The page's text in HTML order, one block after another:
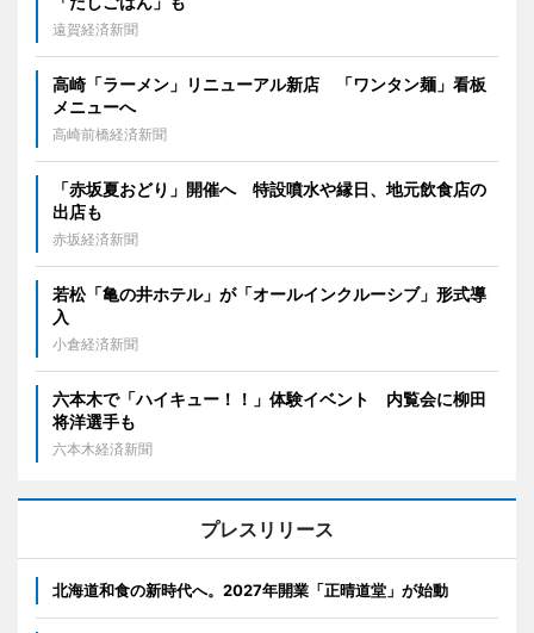
遠賀経済新聞
高崎「ラーメン」リニューアル新店 「ワンタン麺」看板
メニューへ
高崎前橋経済新聞
「赤坂夏おどり」開催へ 特設噴水や縁日、地元飲食店の
出店も
赤坂経済新聞
若松「亀の井ホテル」が「オールインクルーシブ」形式導
入
小倉経済新聞
六本木で「ハイキュー！！」体験イベント 内覧会に柳田
将洋選手も
六本木経済新聞
プレスリリース
北海道和食の新時代へ。2027年開業「正晴道堂」が始動